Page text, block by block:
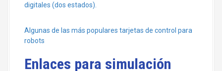
digitales (dos estados).
Algunas de las más populares tarjetas de control para
robots
Enlaces para simulación